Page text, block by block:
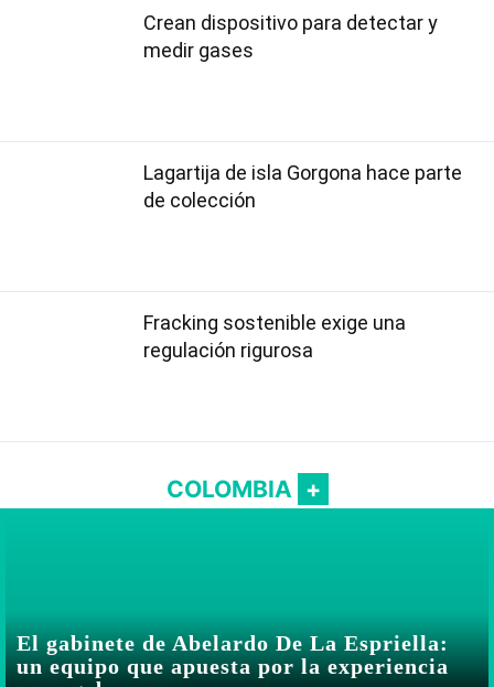
Crean dispositivo para detectar y
medir gases
Lagartija de isla Gorgona hace parte
de colección
Fracking sostenible exige una
regulación rigurosa
COLOMBIA
El gabinete de Abelardo De La Espriella:
un equipo que apuesta por la experiencia